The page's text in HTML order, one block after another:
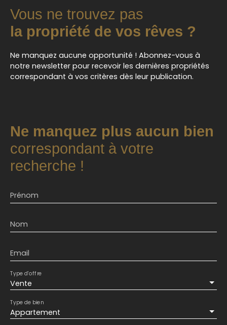
Vous ne trouvez pas
la propriété de vos rêves ?
Ne manquez aucune opportunité ! Abonnez-vous à
notre newsletter pour recevoir les dernières propriétés
correspondant à vos critères dès leur publication.
Ne manquez plus aucun bien
correspondant à votre
recherche !
Prénom
Nom
Email
Vente
Type d'offre
Appartement
Type de bien